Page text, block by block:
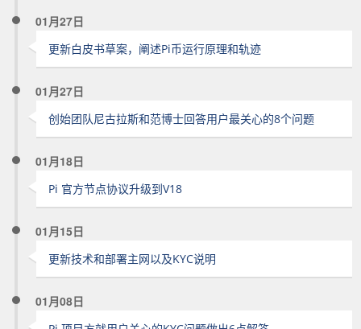
01月27日
更新白皮书草案，阐述Pi币运行原理和轨迹
01月27日
创始团队尼古拉斯和范博士回答用户最关心的8个问题
01月18日
Pi 官方节点协议升级到V18
01月15日
更新技术和部署主网以及KYC说明
01月08日